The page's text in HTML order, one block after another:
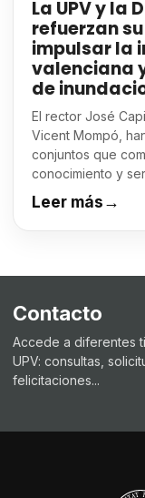
La UPV y la
refuerzan
impulsar la
valenciana
de
El rector José
Vicent Mompó,
conjuntos que
conocimiento y
Leer más→
Contacto
Accede a diferentes
UPV: consultas,
felicitaciones...